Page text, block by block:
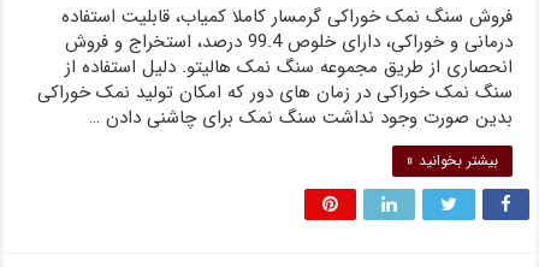
فروش سنگ نمک خوراکی گرمسار کاملا کمیاب، قابلیت استفاده
درمانی و خوراکی، دارای خلوص 99.4 درصد، استخراج و فروش
انحصاری از طریق مجموعه سنگ نمک هالیتو. دلیل استفاده از
سنگ نمک خوراکی در زمان های دور که امکان تولید نمک خوراکی
بدین صورت وجود نداشت سنگ نمک برای چاشنی دادن …
بیشتر بخوانید »